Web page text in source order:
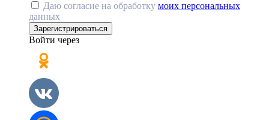
Даю согласие на обработку моих персональных
данных
Зарегистрироваться
Войти через